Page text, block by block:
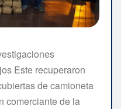
Este recuperaron
de camioneta
comerciante de la